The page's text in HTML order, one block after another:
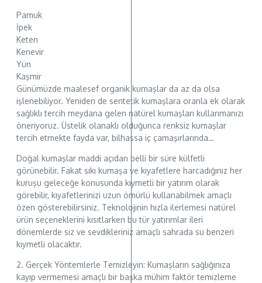
Pamuk
İpek
Keten
Kenevir
Yün
Kaşmir
Günümüzde maalesef organik kumaşlar da az da olsa
işlenebiliyor. Yeniden de sentetik kumaşlara oranla ek olarak
sağlıklı tercih meydana gelen natürel kumaşları kullanmanızı
öneriyoruz. Üstelik olanaklı olduğunca renksiz kumaşlar
tercih etmekte fayda var, bilhassa iç çamaşırlarında…
Doğal kumaşlar maddi açıdan belli bir süre külfetli
görünebilir. Fakat sıkı kumaşa ve kıyafetlere harcadığınız her
kuruşu geleceğe konusunda kıymetli bir yatırım olarak
görebilir, kıyafetlerinizi uzun ömürlü kullanabilmek amaçlı
özen gösterebilirsiniz. Teknolojinin hızla ilerlemesi natürel
ürün seçeneklerini kısıtlarken bu tür yatırımlar ileri
dönemlerde siz ve sevdikleriniz amaçlı sahrada su benzeri
kıymetli olacaktır.
2. Gerçek Yöntemlerle Temizleyin: Kumaşların sağlığınıza
kayıp vermemesi amaçlı bir başka mühim faktör temizleme